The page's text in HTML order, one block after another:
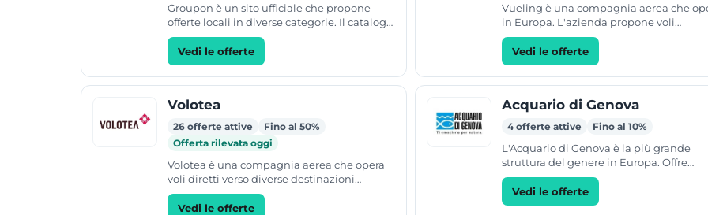
Groupon è un sito ufficiale che propone
offerte locali in diverse categorie. Il catalogo
include servizi per ristoranti, shopping,
eventi, bellezza...
Vedi le offerte
Vueling è una compagnia aerea che
in Europa. L'azienda propone voli
economici verso la Spagna e le principali
città europee. Il servizio è...
Vedi le offerte
Volotea
26 offerte attive
Fino al 50%
Offerta rilevata oggi
Volotea è una compagnia aerea che opera
voli diretti verso diverse destinazioni
europee. Il sito permette di effettuare
prenotazioni online per...
Vedi le offerte
Acquario di Genova
4 offerte attive Fino al 10%
L'Acquario di Genova è la più grande
struttura del genere in Europa. Offre
biglietti d'ingresso per adulti, ragazzi e
bambini, con...
Vedi le offerte